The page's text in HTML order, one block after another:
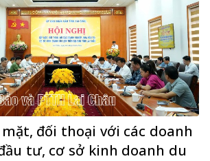
đối thoại với các doanh
tư, cơ sở kinh doanh du